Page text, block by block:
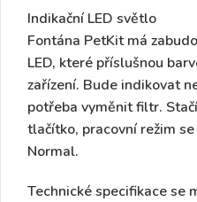
Indikační LED světlo
Fontána PetKit má
LED, které příslušnou
zařízení. Bude indikovat
potřeba vyměnit filtr.
tlačítko, pracovní režim
Normal.
Technické specifikace se